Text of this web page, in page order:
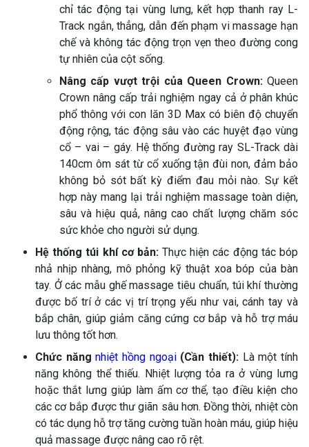
chỉ tác động tại vùng lưng, kết hợp thanh ray L-
Track ngắn, thẳng, dẫn đến phạm vi massage hạn
chế và không tác động trọn vẹn theo đường cong
tự nhiên của cột sống.
Nâng cấp vượt trội của Queen Crown:Queen
Crown nâng cấp trải nghiệm ngay cả ở phân khúc
phổ thông với con lăn 3D Max có biên độ chuyển
động rộng, tác động sâu vào các huyệt đạo vùng
cổ – vai – gáy. Hệ thống đường ray SL-Track dài
140cm ôm sát từ cổ xuống tận đùi non, đảm bảo
không bỏ sót bất kỳ điểm đau mỏi nào. Sự kết
hợp này mang lại trải nghiệm massage toàn diện,
sâu và hiệu quả, nâng cao chất lượng chăm sóc
sức khỏe cho người sử dụng.
Hệ thống túi khí cơ bản:Thực hiện các động tác bóp
nhả nhịp nhàng, mô phỏng kỹ thuật xoa bóp của bàn
tay. Ở các mẫu ghế massage tiêu chuẩn, túi khí thường
được bố trí ở các vị trí trọng yếu như vai, cánh tay và
bắp chân, giúp giảm căng cứng cơ bắp và hỗ trợ máu
lưu thông tốt hơn.
Chức năngnhiệt hồng ngoại(Cần thiết): Là một tính
năng không thể thiếu. Nhiệt lượng tỏa ra ở vùng lưng
hoặc thắt lưng giúp làm ấm cơ thể, tạo điều kiện cho
các cơ bắp được thư giãn sâu hơn. Đồng thời, nhiệt còn
có tác dụng hỗ trợ tăng cường tuần hoàn máu, giúp hiệu
quả massage được nâng cao rõ rệt.